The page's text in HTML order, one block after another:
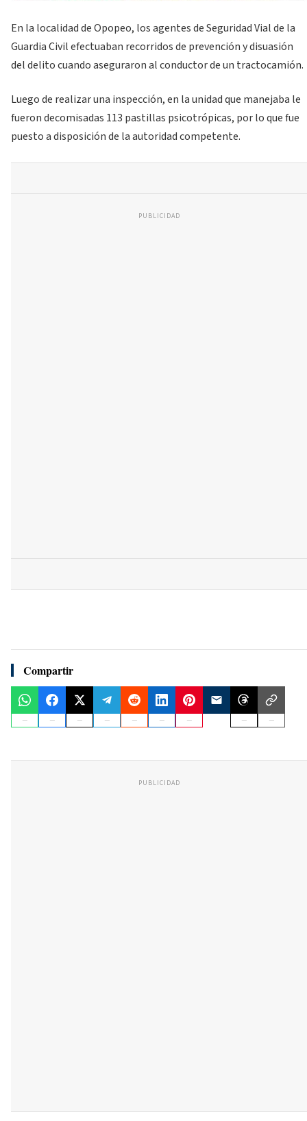
En la localidad de Opopeo, los agentes de Seguridad Vial de la
Guardia Civil efectuaban recorridos de prevención y disuasión
del delito cuando aseguraron al conductor de un tractocamión.
Luego de realizar una inspección, en la unidad que manejaba le
fueron decomisadas 113 pastillas psicotrópicas, por lo que fue
puesto a disposición de la autoridad competente.
PUBLICIDAD
Compartir
PUBLICIDAD